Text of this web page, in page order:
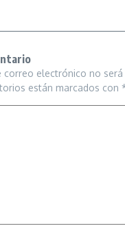
correo electrónico no será
están marcados con